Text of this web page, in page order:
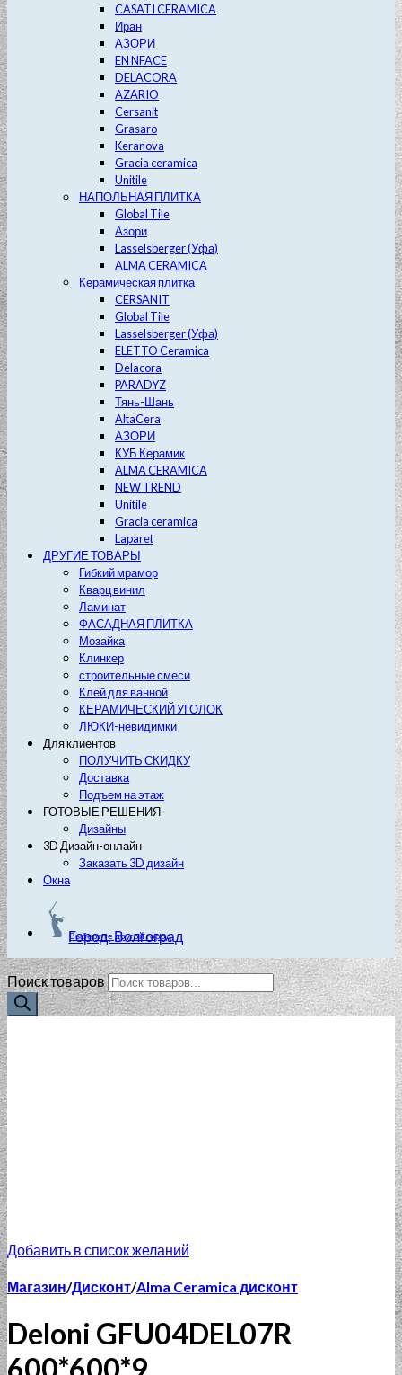
CASATI CERAMICA
Иран
АЗОРИ
EN NFACE
DELACORA
AZARIO
Cersanit
Grasaro
Keranova
Gracia ceramica
Unitile
НАПОЛЬНАЯ ПЛИТКА
Global Tile
Азори
Lasselsberger (Уфа)
ALMA CERAMICA
Керамическая плитка
CERSANIT
Global Tile
Lasselsberger (Уфа)
ELETTO Ceramica
Delacora
PARADYZ
Тянь-Шань
AltaCera
АЗОРИ
КУБ Керамик
ALMA CERAMICA
NEW TREND
Unitile
Gracia ceramica
Laparet
ДРУГИЕ ТОВАРЫ
Гибкий мрамор
Кварц винил
Ламинат
ФАСАДНАЯ ПЛИТКА
Мозайка
Клинкер
строительные смеси
Клей для ванной
КЕРАМИЧЕСКИЙ УГОЛОК
ЛЮКИ-невидимки
Для клиентов
ПОЛУЧИТЬ СКИДКУ
Доставка
Подъем на этаж
ГОТОВЫЕ РЕШЕНИЯ
Дизайны
3D Дизайн-онлайн
Заказать 3D дизайн
Окна
Город: Волгоград
Выберите другой город
Поиск товаров
Добавить в список желаний
Магазин/Дисконт/Alma Ceramica дисконт
Deloni GFU04DEL07R